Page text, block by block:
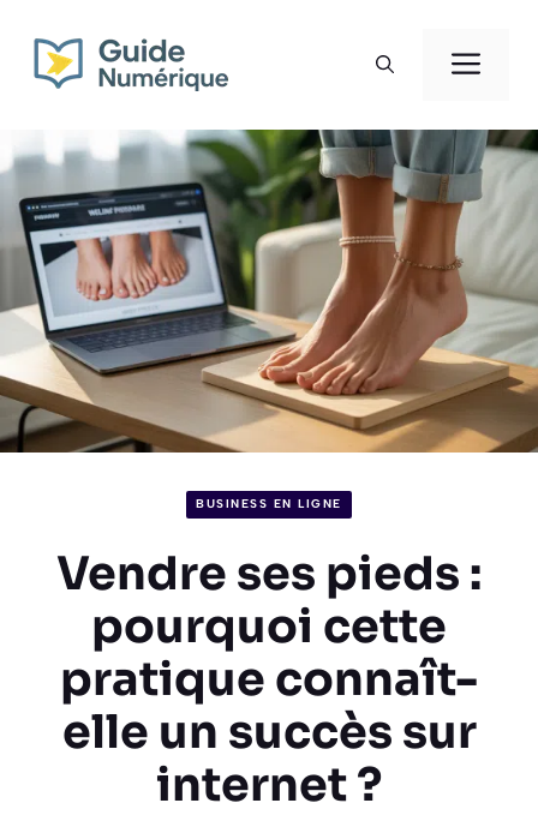
contenu
BUSINESS EN LIGNE
Vendre ses pieds :
pourquoi cette
pratique connaît-
elle un succès sur
internet ?